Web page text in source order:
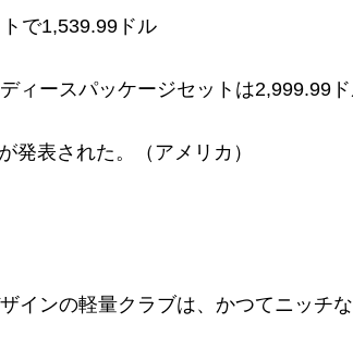
で1,539.99ドル
ィースパッケージセットは2,999.99
発表された。（アメリカ）
インの軽量クラブは、かつてニッチ